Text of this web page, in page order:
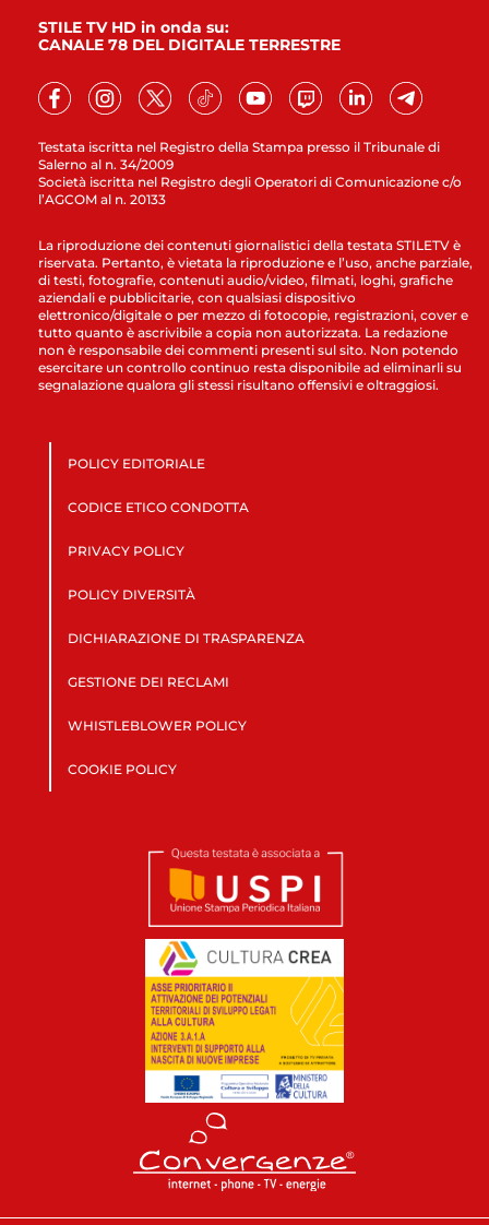
Testata iscritta nel Registro della Stampa presso il Tribunale di
Salerno al n. 34/2009
Società iscritta nel Registro degli Operatori di Comunicazione c/o
l’AGCOM al n. 20133
STILE TV HD in onda su:
CANALE 78 DEL DIGITALE TERRESTRE
La riproduzione dei contenuti giornalistici della testata STILETV è
riservata. Pertanto, è vietata la riproduzione e l’uso, anche parziale,
di testi, fotografie, contenuti audio/video, filmati, loghi, grafiche
aziendali e pubblicitarie, con qualsiasi dispositivo
elettronico/digitale o per mezzo di fotocopie, registrazioni, cover e
tutto quanto è ascrivibile a copia non autorizzata. La redazione
non è responsabile dei commenti presenti sul sito. Non potendo
esercitare un controllo continuo resta disponibile ad eliminarli su
segnalazione qualora gli stessi risultano offensivi e oltraggiosi.
POLICY EDITORIALE
CODICE ETICO CONDOTTA
PRIVACY POLICY
POLICY DIVERSITÀ
DICHIARAZIONE DI TRASPARENZA
GESTIONE DEI RECLAMI
WHISTLEBLOWER POLICY
COOKIE POLICY